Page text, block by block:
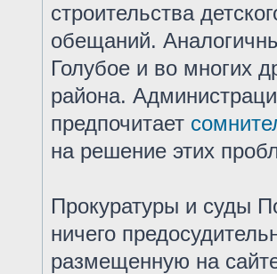
строительства
обещаний.
Голубое и во многих
района.
предпочитает
на решение этих
Прокуратуры и суды
ничего
размещенную на